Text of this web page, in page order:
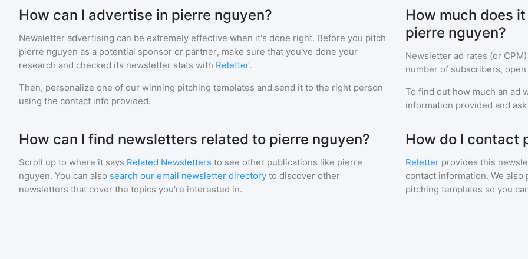
How can I advertise in pierre nguyen?
Newsletter advertising can be extremely effective when it's done right. Before you pitch
pierre nguyen as a potential sponsor or partner, make sure that you've done your
research and checked its newsletter stats with Reletter.
Then, personalize one of our winning pitching templates and send it to the right person
using the contact info provided.
How much does
pierre nguyen?
Newsletter ad rates (or
number of subscribers,
To find out how much an ad
information provided and
How can I find newsletters related to pierre nguyen?
Scroll up to where it says Related Newsletters to see other publications like pierre
nguyen. You can also search our email newsletter directory to discover other
newsletters that cover the topics you're interested in.
How do I contact
Reletter provides this
contact information. We
pitching templates so you